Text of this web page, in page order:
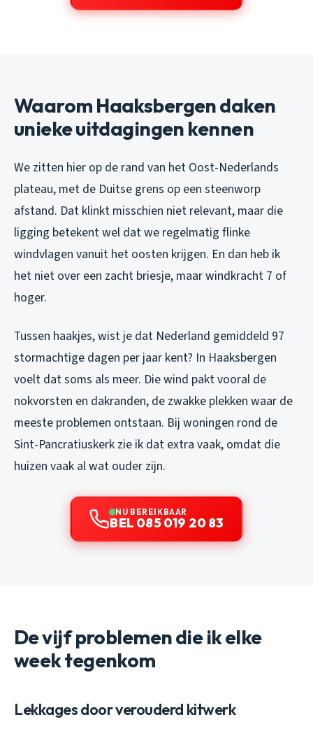
Waarom Haaksbergen daken
unieke uitdagingen kennen
We zitten hier op de rand van het Oost-Nederlands
plateau, met de Duitse grens op een steenworp
afstand. Dat klinkt misschien niet relevant, maar die
ligging betekent wel dat we regelmatig flinke
windvlagen vanuit het oosten krijgen. En dan heb ik
het niet over een zacht briesje, maar windkracht 7 of
hoger.
Tussen haakjes, wist je dat Nederland gemiddeld 97
stormachtige dagen per jaar kent? In Haaksbergen
voelt dat soms als meer. Die wind pakt vooral de
nokvorsten en dakranden, de zwakke plekken waar de
meeste problemen ontstaan. Bij woningen rond de
Sint-Pancratiuskerk zie ik dat extra vaak, omdat die
huizen vaak al wat ouder zijn.
NU BEREIKBAAR
BEL 085 019 20 83
De vijf problemen die ik elke
week tegenkom
Lekkages door verouderd kitwerk